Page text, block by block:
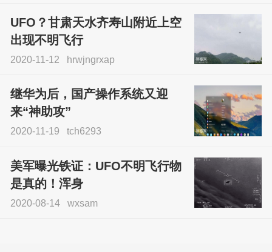
UFO？甘肃天水齐寿山附近上空
出现不明飞行
2020-11-12 hrwjngrxap
继华为后，国产操作系统又迎
来“神助攻”
2020-11-19 tch6293
美军曝光铁证：UFO不明飞行物
是真的！浑身
2020-08-14 wxsam